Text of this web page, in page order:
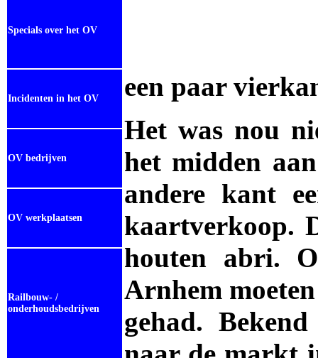
Specials over het OV
Incidenten in het OV
een paar
Het was nou
het midden
andere kant
kaartverkoop.
houten abri.
Arnhem
gehad.
OV bedrijven
OV werkplaatsen
Railbouw- /
onderhoudsbedrijven